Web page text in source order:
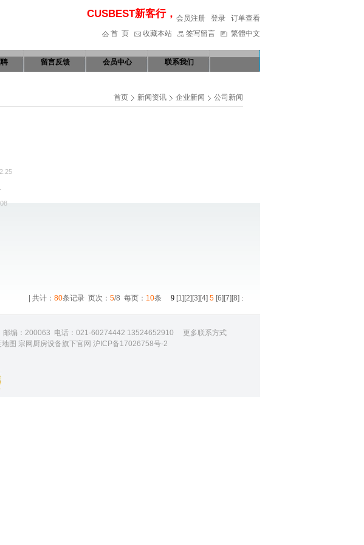
CUSBEST新客行，专业从事进口餐饮设备销售、安装、售
会员注册 登录
订单查看
首 页
收藏本站 签写留言 繁體中文
留言反馈 会员中心
联系我们
首页 新闻资讯 企业新闻 公司新闻
| 共计： 80条记录 页次： 5/8 每页： 10条 9 [1][2][3][4] 5 [6][7][8] :
邮编：200063 电话：021-60274442 13524652910 更多联系方式
图 宗网厨房设备旗下官网 沪ICP备17026758号-2